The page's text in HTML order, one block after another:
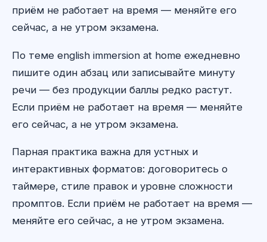
приём не работает на время — меняйте его
сейчас, а не утром экзамена.
По теме english immersion at home ежедневно
пишите один абзац или записывайте минуту
речи — без продукции баллы редко растут.
Если приём не работает на время — меняйте
его сейчас, а не утром экзамена.
Парная практика важна для устных и
интерактивных форматов: договоритесь о
таймере, стиле правок и уровне сложности
промптов. Если приём не работает на время —
меняйте его сейчас, а не утром экзамена.